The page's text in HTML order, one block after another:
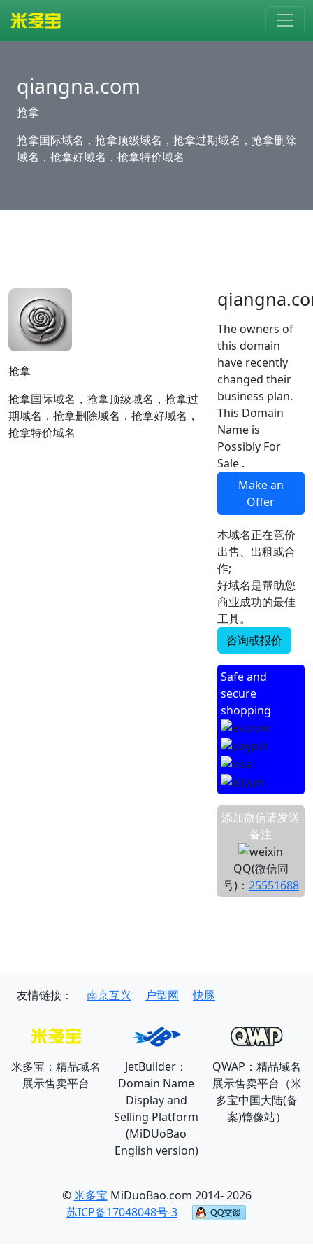
qiangna.com
抢拿
抢拿国际域名，抢拿顶级域名，抢拿过期域名，抢拿删除
域名，抢拿好域名，抢拿特价域名
抢拿
抢拿国际域名，抢拿顶级域名，抢拿过
期域名，抢拿删除域名，抢拿好域名，
抢拿特价域名
The owners of
this domain
have recently
changed their
business plan.
This Domain
Name is
Possibly For
Sale .
Make an
Offer
本域名正在竞价
出售、出租或合
作;
好域名是帮助您
商业成功的最佳
工具。
咨询或报价
Safe and
secure
shopping
添加微信请发送
备注
QQ(微信同
号)： 25551688
友情链接： 南京互兴 户型网 快豚
米多宝：精品域名
展示售卖平台
JetBuilder：
Domain Name
Display and
Selling Platform
(MiDUoBao
English version)
QWAP：精品域名
展示售卖平台（米
多宝中国大陆(备
案)镜像站）
©米多宝 MiDuoBao.com 2014- 2026
苏ICP备17048048号-3